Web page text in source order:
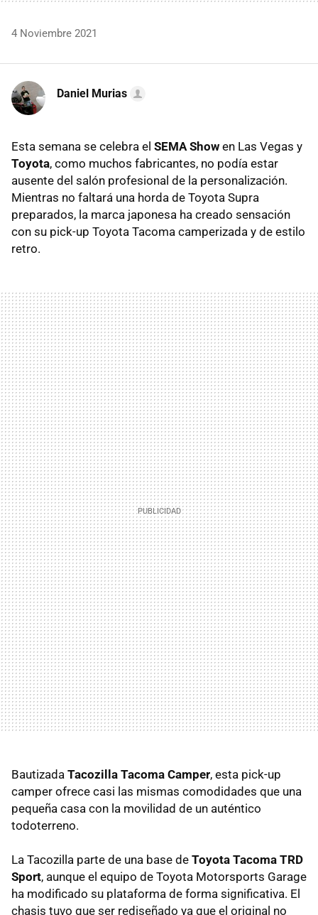
4 Noviembre 2021
Daniel Murias
Esta semana se celebra el SEMA Show en Las Vegas y
Toyota, como muchos fabricantes, no podía estar
ausente del salón profesional de la personalización.
Mientras no faltará una horda de Toyota Supra
preparados, la marca japonesa ha creado sensación
con su pick-up Toyota Tacoma camperizada y de estilo
retro.
Bautizada Tacozilla Tacoma Camper, esta pick-up
camper ofrece casi las mismas comodidades que una
pequeña casa con la movilidad de un auténtico
todoterreno.
La Tacozilla parte de una base de Toyota Tacoma TRD
Sport, aunque el equipo de Toyota Motorsports Garage
ha modificado su plataforma de forma significativa. El
chasis tuvo que ser rediseñado ya que el original no